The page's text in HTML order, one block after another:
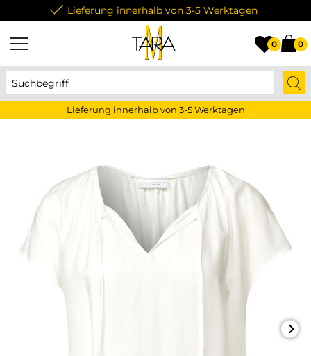
Lieferung innerhalb von 3-5 Werktagen
0 0
Lieferung innerhalb von 3-5 Werktagen